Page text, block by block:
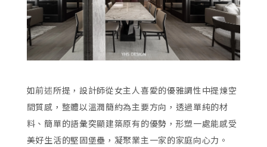
如前述所提，設計師從女主人喜愛的優雅調性中提煉空
間質感，整體以溫潤簡約為主要方向，透過單純的材
料、簡單的語彙突顯建築原有的優勢，形塑一處能感受
美好生活的堅固堡壘，凝聚業主一家的家庭向心力。